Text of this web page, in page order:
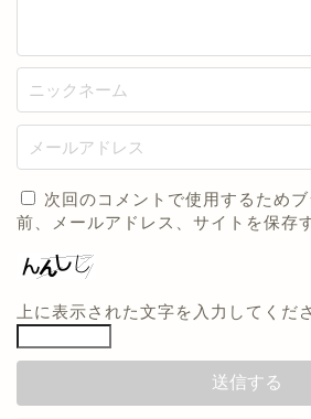
次回のコメントで使用するため
前、メールアドレス、サイトを保存
上に表示された文字を入力してくだ